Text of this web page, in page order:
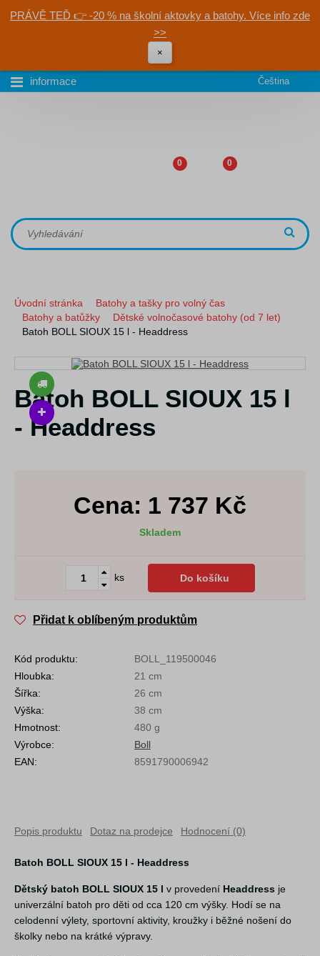
PRÁVĚ TEĎ 👉 -20 % na školní aktovky a batohy. Více info zde
>>
×
informace Čeština
0 0
Úvodní stránka
Batohy a tašky pro volný čas
Batohy a batůžky
Dětské volnočasové batohy (od 7 let)
Batoh BOLL SIOUX 15 l - Headdress
Batoh BOLL SIOUX 15 l
- Headdress
Cena: 1 737 Kč
Skladem
ks Do košíku
Přidat k oblíbeným produktům
Kód produktu:
BOLL_119500046
Hloubka:
21 cm
Šířka:
26 cm
Výška:
38 cm
Hmotnost:
480 g
Výrobce:
Boll
EAN:
8591790006942
Popis produktu Dotaz na prodejce Hodnocení (0)
Batoh BOLL SIOUX 15 l - Headdress
Dětský batoh BOLL SIOUX 15 l v provedení Headdress je
univerzální batoh pro děti od cca 120 cm výšky. Hodí se na
celodenní výlety, sportovní aktivity, kroužky i běžné nošení do
školky nebo na krátké výpravy.